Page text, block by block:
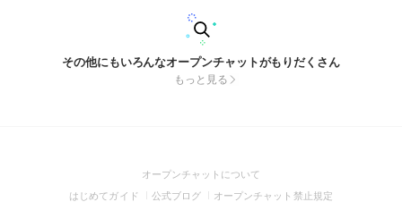
その他にもいろんなオープンチャットがもりだくさん
もっと見る
オープンチャットについて
in
はじめてガイド (Open
公式ブログ (Open
オープンチャット禁止規定(Open